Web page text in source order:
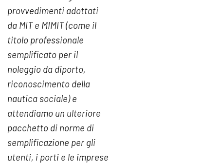
provvedimenti adottati
da MIT e MIMIT (come il
titolo professionale
semplificato per il
noleggio da diporto,
riconoscimento della
nautica sociale) e
attendiamo un ulteriore
pacchetto di norme di
semplificazione per gli
utenti, i porti e le imprese